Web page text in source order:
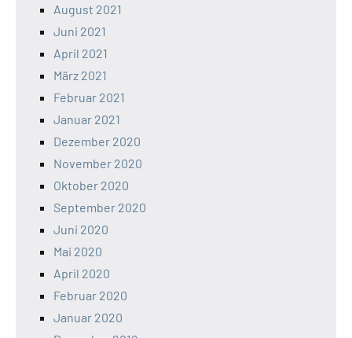
August 2021
Juni 2021
April 2021
März 2021
Februar 2021
Januar 2021
Dezember 2020
November 2020
Oktober 2020
September 2020
Juni 2020
Mai 2020
April 2020
Februar 2020
Januar 2020